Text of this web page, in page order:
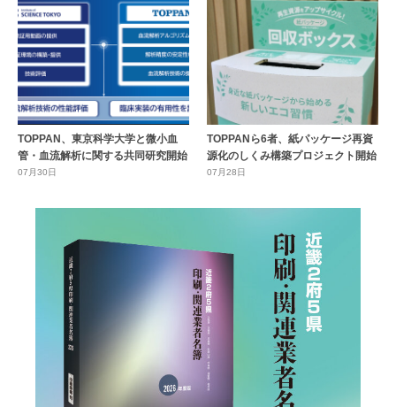
TOPPAN、東京科学大学と微小血
管・血流解析に関する共同研究開始
07月30日
TOPPANら6者、紙パッケージ再資
源化のしくみ構築プロジェクト開始
07月28日